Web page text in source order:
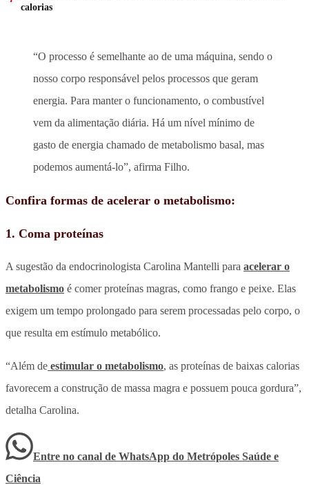
calorias
“O processo é semelhante ao de uma máquina, sendo o
nosso corpo responsável pelos processos que geram
energia. Para manter o funcionamento, o combustível
vem da alimentação diária. Há um nível mínimo de
gasto de energia chamado de metabolismo basal, mas
podemos aumentá-lo”, afirma Filho.
Confira formas de acelerar o metabolismo:
1. Coma proteínas
A sugestão da endocrinologista Carolina Mantelli para acelerar o
metabolismo é comer proteínas magras, como frango e peixe. Elas
exigem um tempo prolongado para serem processadas pelo corpo, o
que resulta em estímulo metabólico.
“Além de estimular o metabolismo, as proteínas de baixas calorias
favorecem a construção de massa magra e possuem pouca gordura”,
detalha Carolina.
Entre no canal de WhatsApp do Metrópoles Saúde e
Ciência